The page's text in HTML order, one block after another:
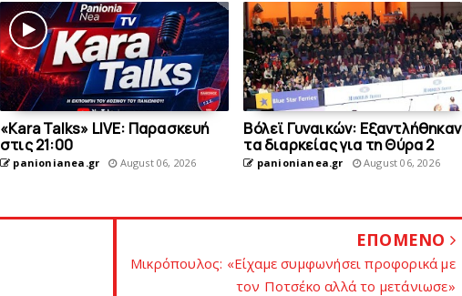
«Kara Talks» LIVE: Παρασκευή
στις 21:00
panionianea.gr August 06, 2026
Bόλεϊ Γυναικών: Εξαντλήθηκαν
τα διαρκείας για τη Θύρα 2
panionianea.gr August 06, 2026
ΕΠΟΜΕΝΟ
Mικρόπουλος: «Είχαμε συμφωνήσει προφορικά με
τον Ποτσέκο αλλά το μετάνιωσε»